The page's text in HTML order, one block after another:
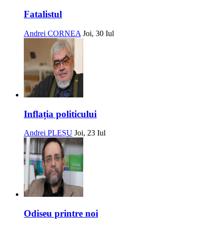
Fatalistul
Andrei CORNEA Joi, 30 Iul
Inflația politicului
Andrei PLEȘU Joi, 23 Iul
Odiseu printre noi